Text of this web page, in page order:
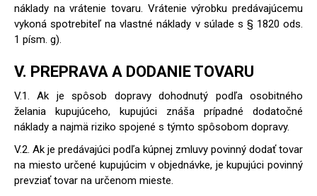
náklady na vrátenie tovaru. Vrátenie výrobku predávajúcemu
vykoná spotrebiteľ na vlastné náklady v súlade s § 1820 ods.
1 písm. g).
V. PREPRAVA A DODANIE TOVARU
V.1. Ak je spôsob dopravy dohodnutý podľa osobitného
želania kupujúceho, kupujúci znáša prípadné dodatočné
náklady a najmä riziko spojené s týmto spôsobom dopravy.
V.2. Ak je predávajúci podľa kúpnej zmluvy povinný dodať tovar
na miesto určené kupujúcim v objednávke, je kupujúci povinný
prevziať tovar na určenom mieste.